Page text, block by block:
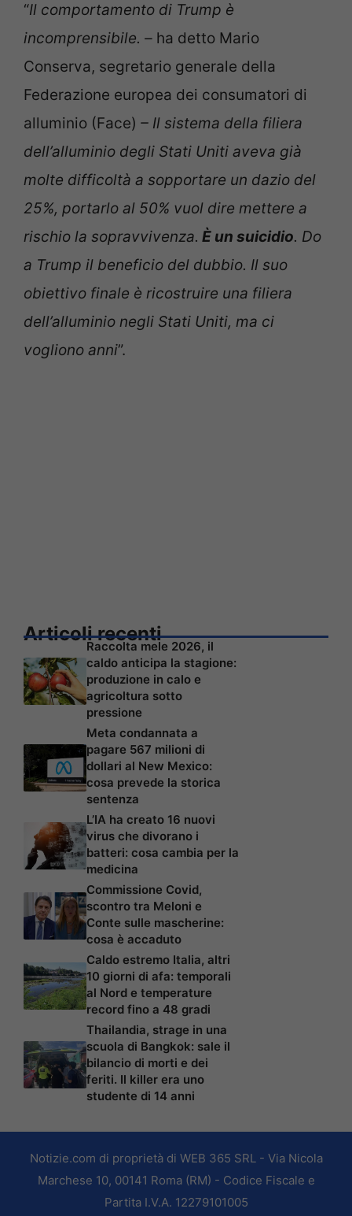
“Il comportamento di Trump è
incomprensibile. – ha detto Mario
Conserva, segretario generale della
Federazione europea dei consumatori di
alluminio (Face) – Il sistema della filiera
dell’alluminio degli Stati Uniti aveva già
molte difficoltà a sopportare un dazio del
25%, portarlo al 50% vuol dire mettere a
rischio la sopravvivenza. È un suicidio. Do
a Trump il beneficio del dubbio. Il suo
obiettivo finale è ricostruire una filiera
dell’alluminio negli Stati Uniti, ma ci
vogliono anni”.
Articoli recenti
Raccolta mele 2026, il
caldo anticipa la stagione:
produzione in calo e
agricoltura sotto
pressione
Meta condannata a
pagare 567 milioni di
dollari al New Mexico:
cosa prevede la storica
sentenza
L’IA ha creato 16 nuovi
virus che divorano i
batteri: cosa cambia per la
medicina
Commissione Covid,
scontro tra Meloni e
Conte sulle mascherine:
cosa è accaduto
Caldo estremo Italia, altri
10 giorni di afa: temporali
al Nord e temperature
record fino a 48 gradi
Thailandia, strage in una
scuola di Bangkok: sale il
bilancio di morti e dei
feriti. Il killer era uno
studente di 14 anni
Notizie.com di proprietà di WEB 365 SRL - Via Nicola
Marchese 10, 00141 Roma (RM) - Codice Fiscale e
Partita I.V.A. 12279101005